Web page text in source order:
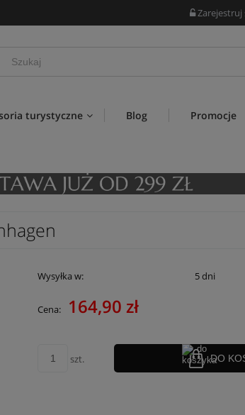
Zarejestruj
turystyczne Blog Promocje
Wysyłka w: 5 dni
Cena: 164,90 zł
szt. DO